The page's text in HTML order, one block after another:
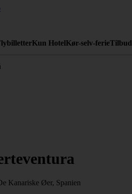
Kun HotelKør-selv-ferieTilbud
Kanariske Øer, Spanien